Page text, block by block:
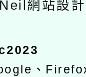
網站設
、